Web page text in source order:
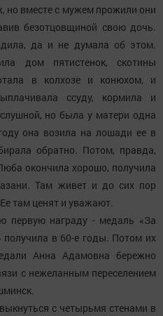
но вместе с мужем прожили они
безотцовщиной свою дочь.
да и не думала об этом.
дом пятистенок, скотины
в колхозе и конюхом, и
ссуду, кормила и
но была у матери одна
она возила на лошади ее в
обратно. Потом, правда,
окончила хорошо, получила
Там живет и до сих пор
там ценят и уважают.
первую награду - медаль «За
получила в 60-е годы. Потом их
Анна Адамовна бережно
с нежеланным переселением
с четырьмя стенами в